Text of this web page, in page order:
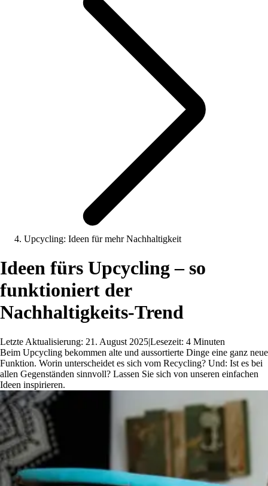
Upcycling: Ideen für mehr Nachhaltigkeit
Ideen fürs Upcycling – so
funktioniert der
Nachhaltigkeits-Trend
Letzte Aktualisierung: 21. August 2025|Lesezeit: 4 Minuten
Beim Upcycling bekommen alte und aussortierte Dinge eine ganz neue
Funktion. Worin unterscheidet es sich vom Recycling? Und: Ist es bei
allen Gegenständen sinnvoll? Lassen Sie sich von unseren einfachen
Ideen inspirieren.